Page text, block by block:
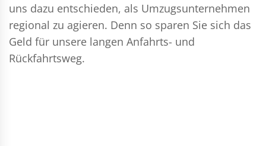
uns dazu entschieden, als Umzugsunternehmen
regional zu agieren. Denn so sparen Sie sich das
Geld für unsere langen Anfahrts- und
Rückfahrtsweg.